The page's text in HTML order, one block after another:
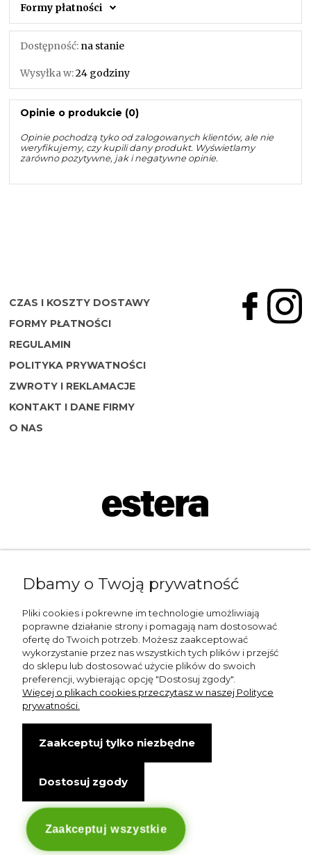
Formy płatności
Dostępność: na stanie
Wysyłka w:24 godziny
Opinie o produkcie (0)
Opinie pochodzą tyko od zalogowanych klientów, ale nie
weryfikujemy, czy kupili dany produkt. Wyświetlamy
zarówno pozytywne, jak i negatywne opinie.
CZAS I KOSZTY DOSTAWY
FORMY PŁATNOŚCI
REGULAMIN
POLITYKA PRYWATNOŚCI
ZWROTY I REKLAMACJE
KONTAKT I DANE FIRMY
O NAS
shop@esterashop.com
+48 785 709 330
ESTERA
Otolice 68
99-400 Łowicz
Wskazówki dojazdu
NIP: 8341003819
Copyright © Estera. Wszelkie prawa zastrzeżone.
Managed byDigitalCraft Solutions
Dbamy o Twoją prywatność
Pliki cookies i pokrewne im technologie umożliwiają
poprawne działanie strony i pomagają nam dostosować
ofertę do Twoich potrzeb. Możesz zaakceptować
wykorzystanie przez nas wszystkich tych plików i przejść
do sklepu lub dostosować użycie plików do swoich
preferencji, wybierając opcję "Dostosuj zgody".
Więcej o plikach cookies przeczytasz w naszej Polityce
prywatności.
Zaakceptuj tylko niezbędne
Dostosuj zgody
Zaakceptuj wszystkie